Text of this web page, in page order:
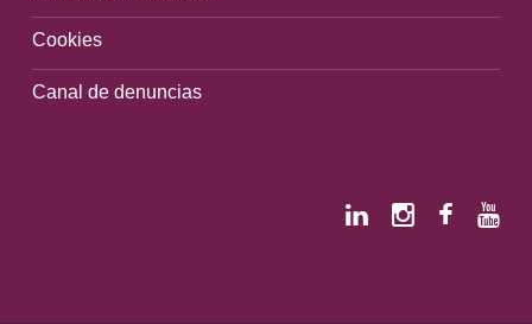
Cookies
Canal de denuncias